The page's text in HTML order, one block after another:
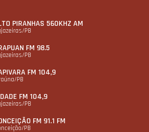
PIRANHAS 560KHZ AM
PB
FM 98.5
PB
FM 104,9
PB
FM 104,9
PB
FM 91.1 FM
PB